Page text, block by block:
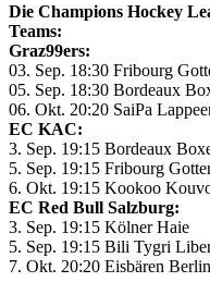
Die Champions Hockey
Teams:
Graz99ers:
03. Sep. 18:30 Fribourg
05. Sep. 18:30 Bordeaux
06. Okt. 20:20 SaiPa
EC KAC:
3. Sep. 19:15 Bordeaux
5. Sep. 19:15 Fribourg
6. Okt. 19:15 Kookoo
EC Red Bull Salzburg:
3. Sep. 19:15 Kölner Haie
5. Sep. 19:15 Bili Tygri
7. Okt. 20:20 Eisbären Berlin